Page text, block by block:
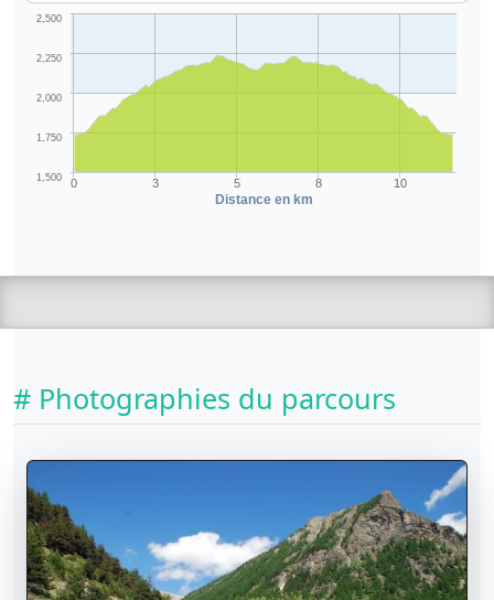
Distance en km
0 3 5 8 10
1,500
1,750
2,000
2,250
2,500
# Photographies du parcours